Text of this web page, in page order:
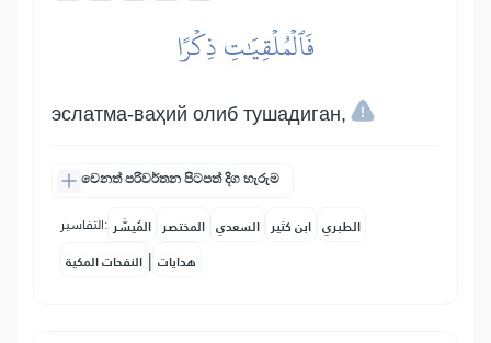
فَٱلۡمُلۡقِيَٰتِ ذِكۡرًا
эслатма-ваҳий олиб тушадиган,
වෙනත් පරිවර්තන පිටපත් දිග හැරුම
التفاسير: المُيسَّر المختصر السعدي ابن كثير الطبري
النفحات المكية | هدايات